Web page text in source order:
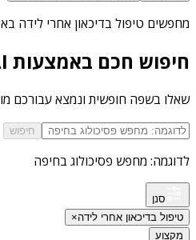
מחפשים טיפול בדיכאון אחרי לידה
חיפוש חכם באמצעות AI
שאלו בשפה חופשית ונמצא עבורכם
חיפוש
לדוגמה: מחפש פסיכולוג בחיפה
סנן
טיפול בדיכאון אחרי לידה×
מקצוע